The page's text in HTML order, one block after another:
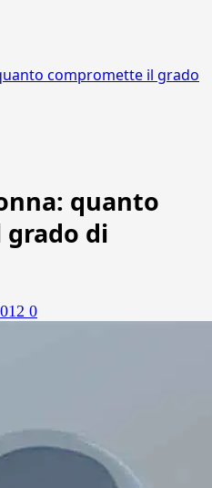
compromette il grado
quanto
di
0